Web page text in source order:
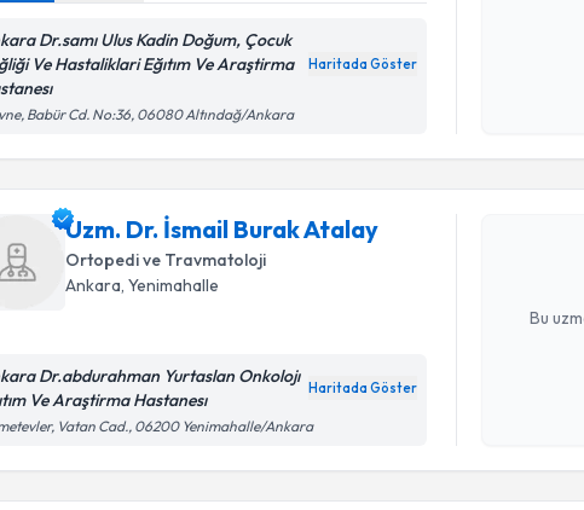
Dr.samı Ulus Kadin Doğum, Çocuk
Ve Hastaliklari Eğıtım Ve Araştirma
Haritada Göster
Babür Cd. No:36, 06080 Altındağ/Ankara
Kişisel
Uzm. Dr. İsmail Burak Atalay
Ortopedi ve Travmatoloji
Ankara , Yenimahalle
Dr.abdurahman Yurtaslan Onkolojı
Ve Araştirma Hastanesı
Haritada Göster
Vatan Cad., 06200 Yenimahalle/Ankara
Bu
Uzm. Dr.
oluşturun. Size
Kişisel
Randevu